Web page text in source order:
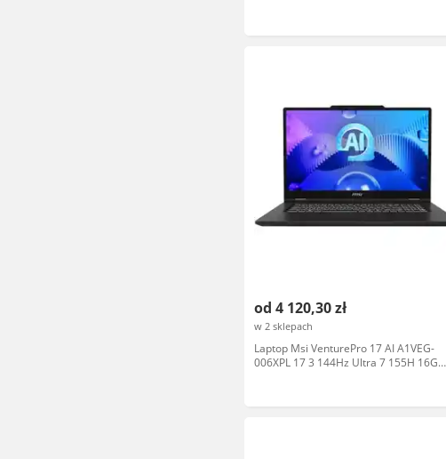
od 4 120,30 zł
w 2 sklepach
Laptop Msi VenturePro 17 AI A1VEG-
006XPL 17 3 144Hz Ultra 7 155H 16GB